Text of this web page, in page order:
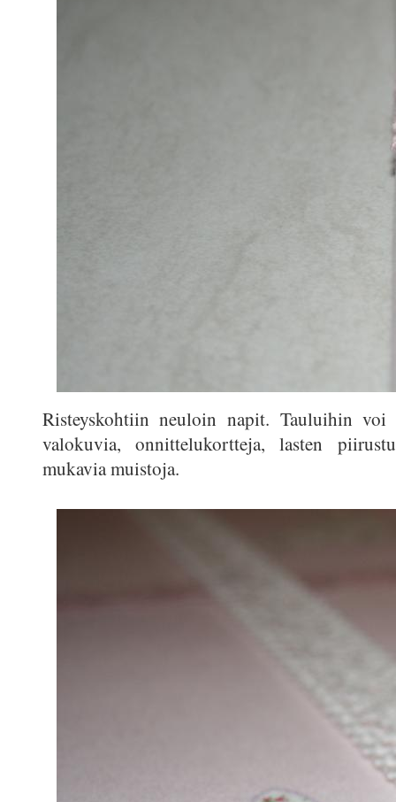
Risteyskohtiin neuloin napit. Tauluihin voi
valokuvia, onnittelukortteja, lasten
mukavia muistoja.